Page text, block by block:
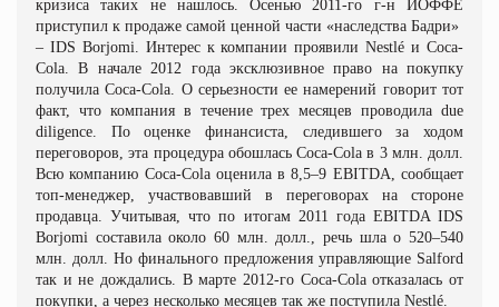
кризиса таких не нашлось. Осенью 2011-го г-н ЙОФФЕ
приступил к продаже самой ценной части «наследства Бадри»
– IDS Borjomi. Интерес к компании проявили Nestlé и Coca-
Cola. В начале 2012 года эксклюзивное право на покупку
получила Coca-Cola. О серьезности ее намерений говорит тот
факт, что компания в течение трех месяцев проводила due
diligence. По оценке финансиста, следившего за ходом
переговоров, эта процедура обошлась Coca-Cola в 3 млн. долл.
Всю компанию Coca-Cola оценила в 8,5–9 EBITDA, сообщает
топ-менеджер, участвовавший в переговорах на стороне
продавца. Учитывая, что по итогам 2011 года EBITDA IDS
Borjomi составила около 60 млн. долл., речь шла о 520–540
млн. долл. Но финального предложения управляющие Salford
так и не дождались. В марте 2012-го Coca-Cola отказалась от
покупки, а через несколько месяцев так же поступила Nestlé.